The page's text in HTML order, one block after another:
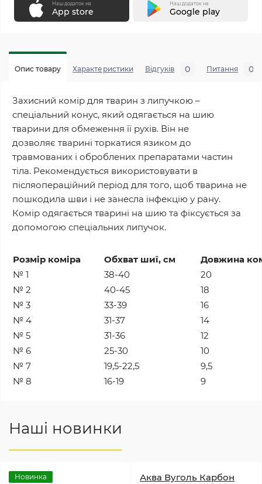
Наш додаток на
App store
Наш додаток на
Google play
Опис товару Характеристики Відгуків 0 Питання 0
Захисний комір для тварин з липучкою –
спеціальний конус, який одягається на шию
тварини для обмеження її рухів. Він не
дозволяє тварині торкатися язиком до
травмованих і оброблених препаратами частин
тіла. Рекомендується використовувати в
післяопераційний період для того, щоб тварина не
пошкодила шви і не занесла інфекцію у рану.
Комір одягається тварині на шию та фіксується за
допомогою спеціальних липучок.
Розмір коміра Обхват шиї, см
Довжина
№ 1
38-40
20
№ 2
40-45
18
№ 3
33-39
16
№ 4
31-37
14
№ 5
31-36
12
№ 6
25-30
10
№ 7
19,5-22,5
9,5
№ 8
16-19 9
Наші новинки
Новинка Аква Вуголь Карбон